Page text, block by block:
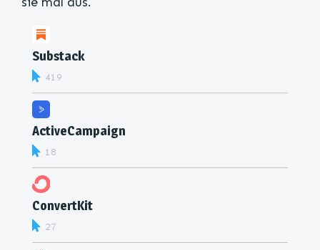
Substack
419
ActiveCampaign
18
ConvertKit
27